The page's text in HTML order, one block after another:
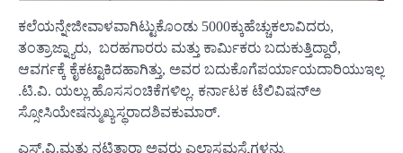
ಕಲೆಯನ್ನೇಜೀವಾಳವಾಗಿಟ್ಟುಕೊಂಡು 5000ಕ್ಕುಹೆಚ್ಚುಕಲಾವಿದರು,
ತಂತ್ರಾಜ್ನ್ಯಾರು, ಬರಹಗಾರರು ಮತ್ತು ಕಾರ್ಮಿಕರು ಬದುಕುತ್ತಿದ್ದಾರೆ,
ಆವರ್ಗಕ್ಕೆ ಕೈಕಟ್ಟಾಕಿದಹಾಗಿತ್ತು, ಅವರ ಬದುಕೊಗೆಪರ್ಯಾಯದಾರಿಯುಇಲ್ಲ
.ಟಿ.ವಿ. ಯಲ್ಲು ಹೊಸಸಂಚಿಕೆಗಳಿಲ್ಲ. ಕರ್ನಾಟಕ ಟೆಲಿವಿಷನ್ಅ
ಸ್ಸೋಸಿಯೇಷನ್ಮುಖ್ಯಸ್ಥರಾದಶಿವಕುಮಾರ್.
ಎಸ್.ವಿ.ಮತ್ತು ನಟಿತಾರಾ ಅವರು ಎಲ್ಲಾಸಮಸ್ಯೆಗಳನ್ನು